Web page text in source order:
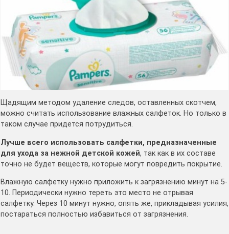
Щадящим методом удаление следов, оставленных скотчем,
можно считать использование влажных салфеток. Но только в
таком случае придется потрудиться.
Лучше всего использовать салфетки, предназначенные
для ухода за нежной детской кожей, так как в их составе
точно не будет веществ, которые могут повредить покрытие.
Влажную салфетку нужно приложить к загрязнению минут на 5-
10. Периодически нужно тереть это место не отрывая
салфетку. Через 10 минут нужно, опять же, прикладывая усилия,
постараться полностью избавиться от загрязнения.